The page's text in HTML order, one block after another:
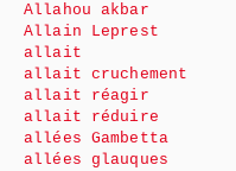
Allahou akbar
Allain Leprest
allait
allait cruchement
allait réagir
allait réduire
allées Gambetta
allées glauques